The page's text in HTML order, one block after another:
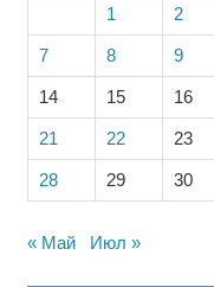
1 2
7 8 9
14 15 16
21 22 23
28 29 30
« Май Июл »